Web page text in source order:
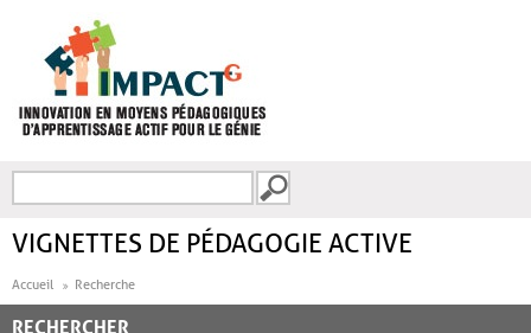
FORMULAIRE DE
VIGNETTES DE PÉDAGOGIE ACTIVE
Accueil Recherche
RECHERCHER